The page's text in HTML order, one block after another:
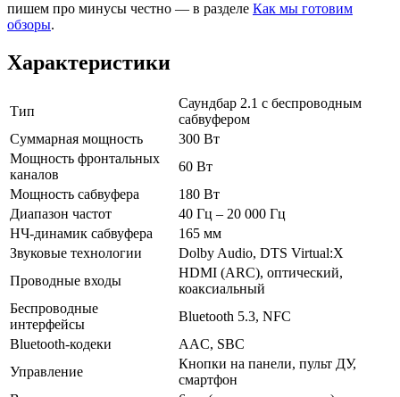
пишем про минусы честно — в разделе Как мы готовим
обзоры.
Характеристики
Тип
Саундбар 2.1 с беспроводным
сабвуфером
Суммарная мощность
300 Вт
Мощность фронтальных
каналов
60 Вт
Мощность сабвуфера
180 Вт
Диапазон частот
40 Гц – 20 000 Гц
НЧ-динамик сабвуфера
165 мм
Звуковые технологии
Dolby Audio, DTS Virtual:X
Проводные входы
HDMI (ARC), оптический,
коаксиальный
Беспроводные
интерфейсы
Bluetooth 5.3, NFC
Bluetooth-кодеки
AAC, SBC
Управление
Кнопки на панели, пульт ДУ,
смартфон